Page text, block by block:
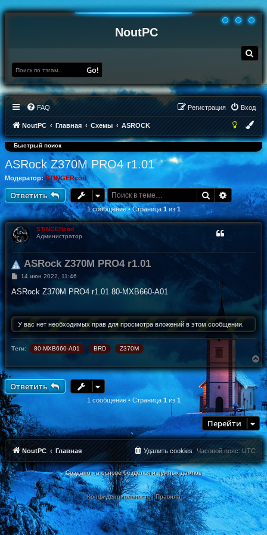
NoutPC
о
Go!
FAQ Вход
Регистрация
NoutPC Главная Схемы ASROCK
Быстрый поиск
ASRock Z370M PRO4 r1.01
Модератор: STINGERcod
Ответить Поиск
1 сообщение • Страница 1из1
STINGERcod
Администратор
ASRock Z370M PRO4 r1.01
С
о
е
н
и
е
14 июн 2022, 11:46
ASRock Z370M PRO4 r1.01 80-MXB660-A01
У вас нет необходимых прав для просмотра вложений в этом сообщении.
Теги: 80-MXB660-A01 BRD Z370M
В
е
р
н
т
ь
с
я
к
н
ч
а
л
у
Ответить
1 сообщение • Страница 1из 1
Перейти
NoutPC Главная Часовой пояс: UTC
Удалить cookies
Создано на основе безделья и нужных дампов
Конфиденциальность|Правила